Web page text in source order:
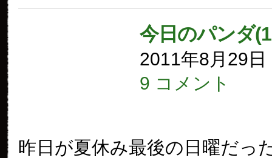
今日のパンダ
2011年8月29日
9 コメント
昨日が夏休み最後の日曜だっ